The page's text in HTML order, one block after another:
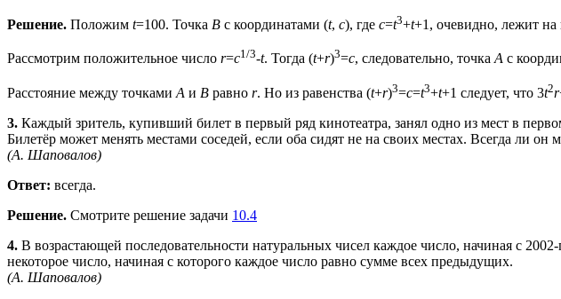
Решение. Положим t=100. Точка B с координатами (t, c), где c=t3+t+1, очевидно, лежит
Рассмотрим положительное число r=c1/3-t. Тогда (t+r)3=c, следовательно, точкаA с
Расстояние между точками A и B равно r. Но из равенства (t+r)3=c=t3+t+1 следует, что 3t2r
3. Каждый зритель, купивший билет в первый ряд кинотеатра, занял одно из мест в
Билетёр может менять местами соседей, если оба сидят не на своих местах. Всегда ли он
(А. Шаповалов)
Ответ: всегда.
Решение. Смотрите решение задачи 10.4
4. В возрастающей последовательности натуральных чисел каждое число, начиная с
некоторое число, начиная с которого каждое число равно сумме всех предыдущих.
(А. Шаповалов)